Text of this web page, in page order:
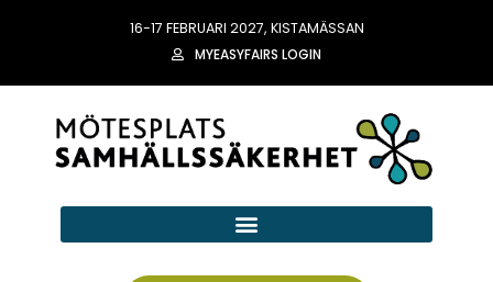
16-17 FEBRUARI 2027, KISTAMÄSSAN
MYEASYFAIRS LOGIN